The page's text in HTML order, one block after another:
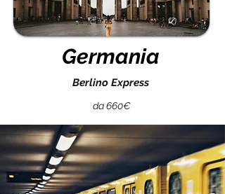
Germania
Berlino Express
da 660€